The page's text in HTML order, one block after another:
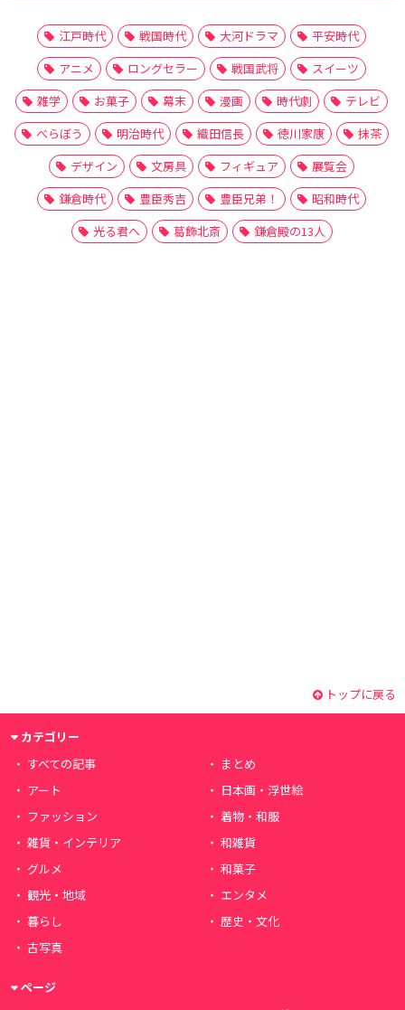
江戸時代 戦国時代 大河ドラマ
平安時代
アニメ
ロングセラー 戦国武将
スイーツ
雑学
お菓子 幕末 漫画 時代劇
テレビ
べらぼう
明治時代 織田信長 徳川家康
抹茶
デザイン
文房具 フィギュア
展覧会
鎌倉時代
豊臣秀吉 豊臣兄弟！
昭和時代
光る君へ
葛飾北斎 鎌倉殿の13人
トップに戻る
カテゴリー
すべての記事
まとめ
アート
日本画・浮世絵
ファッション
着物・和服
雑貨・インテリア
和雑貨
グルメ
和菓子
観光・地域
エンタメ
暮らし
歴史・文化
古写真
ページ